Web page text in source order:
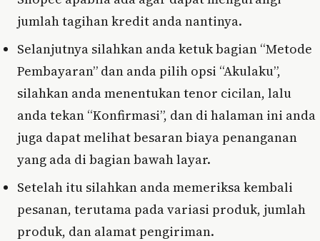
jumlah tagihan kredit anda nantinya.
Selanjutnya silahkan anda ketuk bagian “Metode
Pembayaran” dan anda pilih opsi “Akulaku”,
silahkan anda menentukan tenor cicilan, lalu
anda tekan “Konfirmasi”, dan di halaman ini anda
juga dapat melihat besaran biaya penanganan
yang ada di bagian bawah layar.
Setelah itu silahkan anda memeriksa kembali
pesanan, terutama pada variasi produk, jumlah
produk, dan alamat pengiriman.